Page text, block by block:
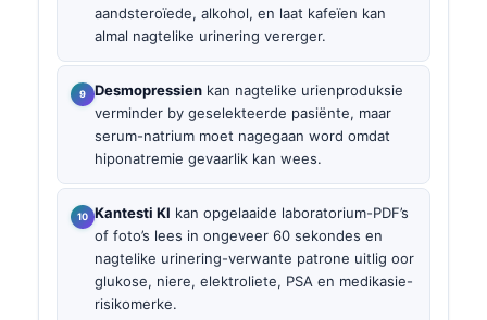
aandsteroïede, alkohol, en laat kafeïen kan
almal nagtelike urinering vererger.
Desmopressien kan nagtelike urienproduksie
verminder by geselekteerde pasiënte, maar
serum-natrium moet nagegaan word omdat
hiponatremie gevaarlik kan wees.
Kantesti KI kan opgelaaide laboratorium-PDF’s
of foto’s lees in ongeveer 60 sekondes en
nagtelike urinering-verwante patrone uitlig oor
glukose, niere, elektroliete, PSA en medikasie-
risikomerke.